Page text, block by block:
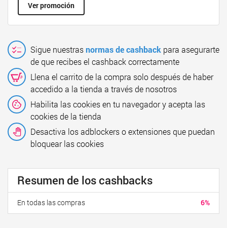
Ver promoción
Sigue nuestrasnormas de cashback para asegurarte
de que recibes el cashback correctamente
Llena el carrito de la compra solo después de haber
accedido a la tienda a través de nosotros
Habilita las cookies en tu navegador y acepta las
cookies de la tienda
Desactiva los adblockers o extensiones que puedan
bloquear las cookies
Resumen de los cashbacks
6%
En todas las compras